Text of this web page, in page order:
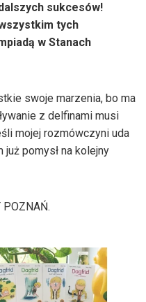
sukcesów!
tych
w Stanach
swoje marzenia, bo ma
z delfinami musi
mojej rozmówczyni uda
pomysł na kolejny
POZNAŃ.